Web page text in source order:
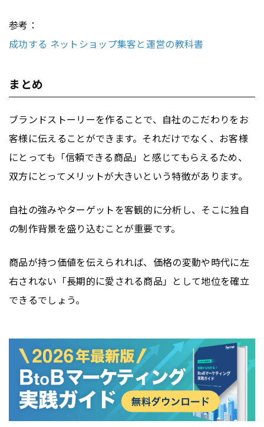
参考：
成功する ネットショップ集客と運営の教科書
まとめ
ブランドストーリーを作ることで、自社のこだわりをお
客様に伝えることができます。それだけでなく、お客様
にとっても「信頼できる商品」と感じてもらえるため、
双方にとってメリットが大きいという特徴があります。
自社の強みやターゲットを客観的に分析し、そこに独自
の制作背景を盛り込むことが重要です。
商品が持つ価値を伝えられれば、価格の変動や時代に左
右されない「長期的に愛される商品」として地位を確立
できるでしょう。